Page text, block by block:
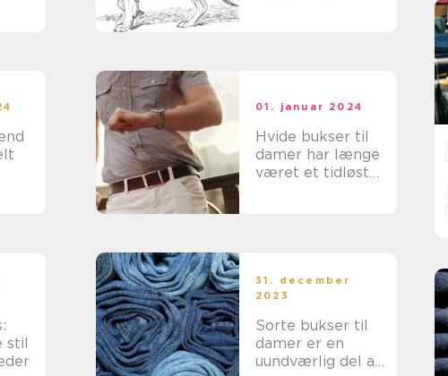
01. januar 2024
Hvide bukser til
damer har længe
været et tidløst
stil
31. december
2023
Sorte bukser til
damer er en
uundværlig del af